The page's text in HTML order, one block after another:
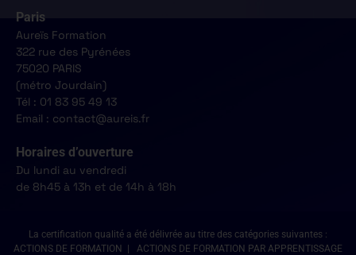
Paris
Aureïs Formation
322 rue des Pyrénées
75020 PARIS
(métro Jourdain)
Tél : 01 83 95 49 13
Email : contact@aureis.fr
Horaires d’ouverture
Du lundi au vendredi
de 8h45 à 13h et de 14h à 18h
La certification qualité a été délivrée au titre des catégories suivantes :
ACTIONS DE FORMATION | ACTIONS DE FORMATION PAR APPRENTISSAGE